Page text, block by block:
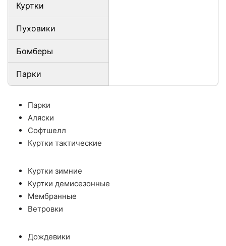
Куртки
Пуховики
Бомберы
Парки
Парки
Аляски
Софтшелл
Куртки тактические
Куртки зимние
Куртки демисезонные
Мембранные
Ветровки
Дождевики